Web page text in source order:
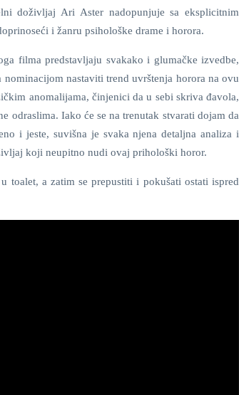
doživljaj Ari Aster nadopunjuje sa eksplicitnim
i žanru psihološke drame i horora.
filma predstavljaju svakako i glumačke izvedbe,
nastaviti trend uvrštenja horora na ovu
anomalijama, činjenici da u sebi skriva đavola,
odraslima. Iako će se na trenutak stvarati dojam da
i jeste, suvišna je svaka njena detaljna analiza i
koji neupitno nudi ovaj prihološki horor.
toalet, a zatim se prepustiti i pokušati ostati ispred